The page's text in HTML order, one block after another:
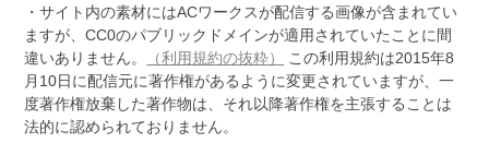
・サイト内の素材にはACワークスが配信する画像が含まれてい
ますが、CC0のパブリックドメインが適用されていたことに間
違いありません。
（利用規約の抜粋）
この利用規約は2015年8
月10日に配信元に著作権があるように変更されていますが、一
度著作権放棄した著作物は、それ以降著作権を主張することは
法的に認められておりません。